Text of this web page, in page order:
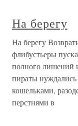
На берегу
На берегу
флибустьеры
полного лишений
пираты
кошельками,
перстнями в